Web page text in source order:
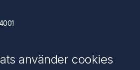
använder cookies